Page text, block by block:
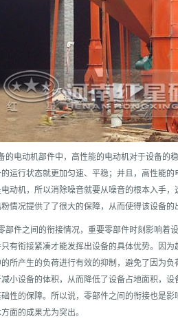
的电动机部件中，高性能的电动机对于设备的
运行状态就更加匀速、平稳；并且，高性能
动机，所以消除噪音就要从噪音的根本入手
情况提供了了很大的保障，从而使得该设备的
部件之间的衔接情况，重要零部件时刻影响着
有衔接紧凑才能发挥出设备的具体优势。因
所产生的负荷进行有效的抑制，避免了因为
小设备的体积，从而降低了设备占地面积，
性的保障。所以说，零部件之间的衔接也是
面的成果尤为突出。